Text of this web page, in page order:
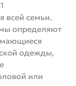
всей семьи.
определяют
одежды,
или